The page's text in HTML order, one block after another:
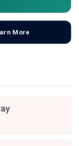
More